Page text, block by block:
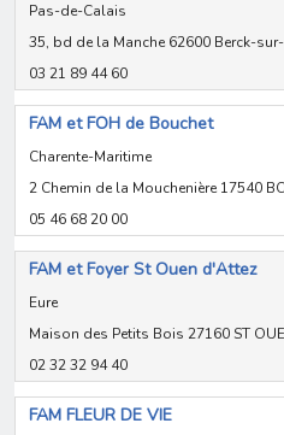
Pas-de-Calais
35, bd de la Manche 62600 Berck-
03 21 89 44 60
FAM et FOH de Bouchet
Charente-Maritime
2 Chemin de la Mouchenière 17540
05 46 68 20 00
FAM et Foyer St Ouen d'Attez
Eure
Maison des Petits Bois 27160 ST
02 32 32 94 40
FAM FLEUR DE VIE